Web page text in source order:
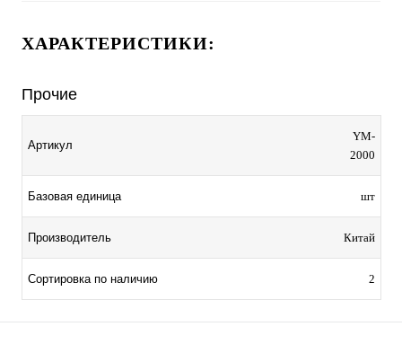
ХАРАКТЕРИСТИКИ:
Прочие
Артикул
YM-
2000
Базовая единица шт
Производитель Китай
Сортировка по наличию 2